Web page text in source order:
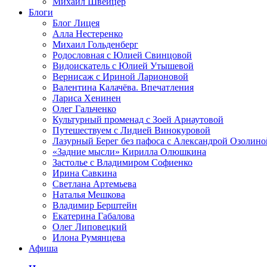
Блоги
Блог Лицея
Алла Нестеренко
Михаил Гольденберг
Родословная с Юлией Свинцовой
Видоискатель с Юлией Утышевой
Вернисаж с Ириной Ларионовой
Валентина Калачёва. Впечатления
Лариса Хенинен
Олег Гальченко
Культурный променад с Зоей Арнаутовой
Путешествуем с Лидией Винокуровой
Лазурный Берег без пафоса с Александрой
«Задние мысли» Кирилла Олюшкина
Застолье с Владимиром Софиенко
Ирина Савкина
Светлана Артемьева
Наталья Мешкова
Владимир Берштейн
Екатерина Габалова
Олег Липовецкий
Илона Румянцева
Афиша